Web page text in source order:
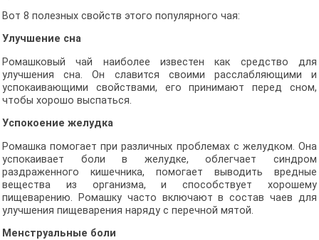
Вот 8 полезных свойств этого популярного чая:
Улучшение сна
Ромашковый чай наиболее известен как средство для
улучшения сна. Он славится своими расслабляющими и
успокаивающими свойствами, его принимают перед сном,
чтобы хорошо выспаться.
Успокоение желудка
Ромашка помогает при различных проблемах с желудком. Она
успокаивает боли в желудке, облегчает синдром
раздраженного кишечника, помогает выводить вредные
вещества из организма, и способствует хорошему
пищеварению. Ромашку часто включают в состав чаев для
улучшения пищеварения наряду с перечной мятой.
Менструальные боли